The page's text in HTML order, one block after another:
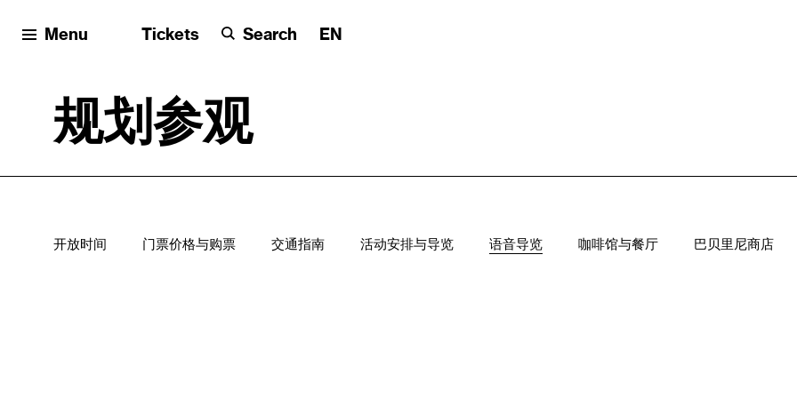
Menu Tickets Search EN
规划参观
开放时间 门票价格与购票 交通指南 活动安排与导览 语音导览 咖啡馆与餐厅 巴贝里尼商店